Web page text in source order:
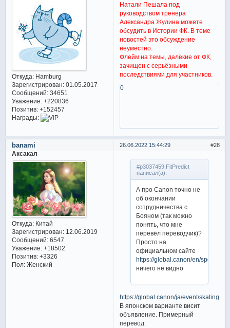
Откуда:Hamburg
Зарегистрирован: 01.05.2017
Сообщений:34651
Уважение: +220836
Позитив: +152457
Награды:
Натали Пешала под
руководством тренера
Александра Жулина можете
обсудить в Истории ФК. В теме
новостей это обсуждение
неуместно.
Флейм на темы, далёкие от ФК,
зачищен с серьёзными
последствиями для участников.
0
28
26.06.2022 15:44:29
banami
Аксакал
Откуда:Китай
Зарегистрирован: 12.06.2019
Сообщений:6547
Уважение: +18502
Позитив: +3326
Пол:Женский
#p3037459,FitPredict
написал(а):
А про Canon точно не
об окончании
сотрудничества с
Бояном (так можно
понять, что мне
перевёл переводчик)?
Просто на
официальном сайте
https://global.canon/en/sports/
ничего не видно
https://global.canon/ja/event/skating/
В японском варианте висит
объявление. Примерный
перевод: